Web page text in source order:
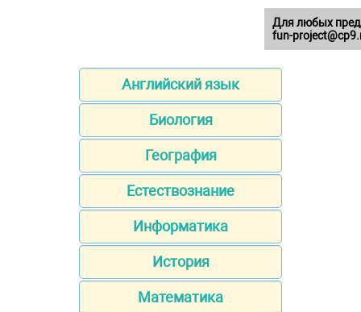
Английский язык
Биология
География
Естествознание
Информатика
История
Математика
Для любых
fun-